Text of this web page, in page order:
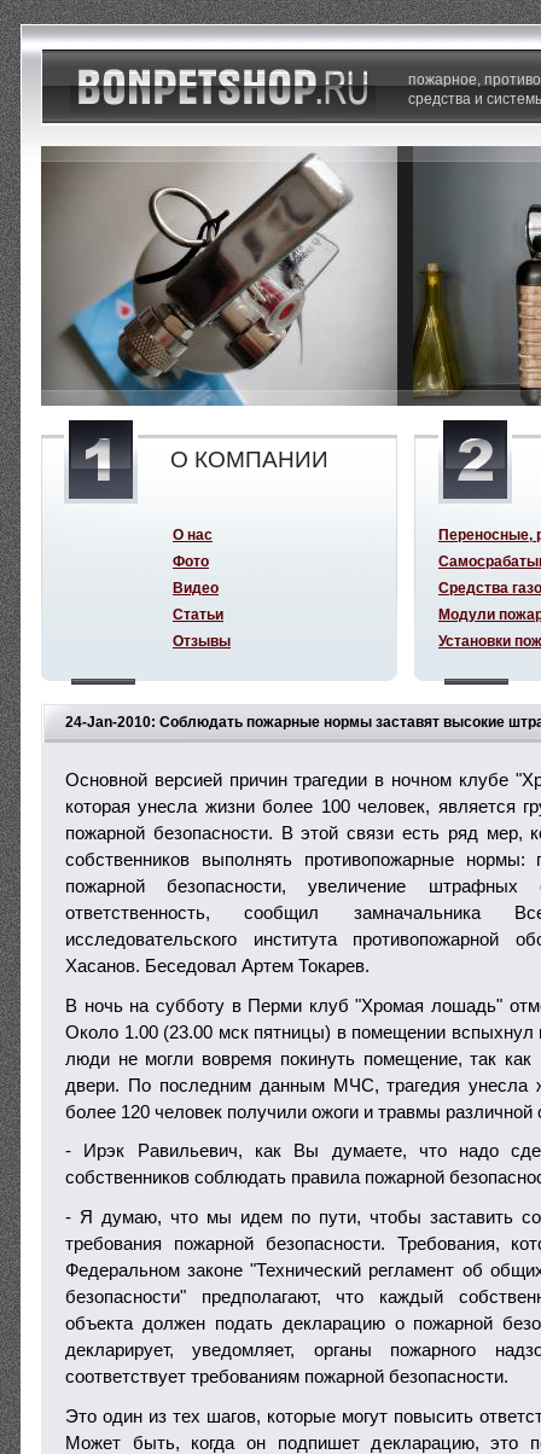
24-Jan-2010: Соблюдать пожарные нормы заставят высокие
Основной версией причин трагедии в ночном клубе
которая унесла жизни более 100 человек, является
пожарной безопасности. В этой связи есть ряд мер,
собственников выполнять противопожарные нормы:
пожарной безопасности, увеличение штрафных
ответственность, сообщил замначальника
исследовательского института
Хасанов. Беседовал Артем Токарев.
В ночь на субботу в Перми клуб "Хромая лошадь"
Около 1.00 (23.00 мск пятницы) в помещении вспыхнул
люди не могли вовремя покинуть помещение, так как
двери. По последним данным МЧС, трагедия унесла
более 120 человек получили ожоги и травмы различной
- Ирэк Равильевич, как Вы думаете, что надо
собственников соблюдать правила пожарной
- Я думаю, что мы идем по пути, чтобы заставить
требования пожарной безопасности. Требования,
Федеральном законе "Технический регламент об
безопасности" предполагают, что каждый
объекта должен подать декларацию о пожарной
декларирует, уведомляет, органы пожарного
соответствует требованиям пожарной безопасности.
Это один из тех шагов, которые могут повысить
Может быть, когда он подпишет декларацию, это
пожарное,
средства и
О КОМПАНИИ
О нас
Фото
Видео
Статьи
Отзывы
Переносные,
Средства
Модули
Установки